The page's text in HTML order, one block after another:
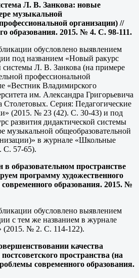
Л. В. Занкова: новые
музыкальной
организации) //
образования. 2015. № 4. С. 98-111.
обусловлено выявлением
под названием «Новый ракурс
системы Л. В. Занкова (на примере
профессиональной
«Вестник Владимирского
им. Александра Григорьевича
Столетовых. Серия: Педагогические
(2015. № 23 (42). С. 30-43) и под
развития дидактической системы
музыкальной общеобразовательной
в журнале «Школьные
С. 57-65).
образовательном пространстве
программу художественного
образования. 2015. №
обусловлено выявлением
с тем же названием в журнале
(2015. № 2. С. 114-122).
качества
пространства (на
современного образования.